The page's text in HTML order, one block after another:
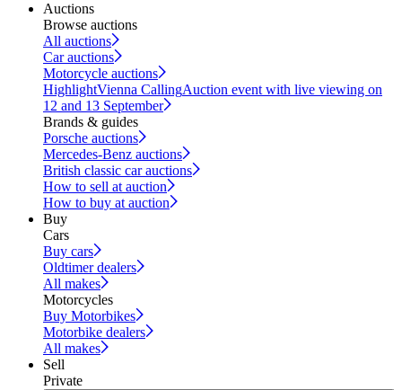
Auctions
Browse auctions
All auctions
Car auctions
Motorcycle auctions
HighlightVienna CallingAuction event with live viewing on
12 and 13 September
Brands & guides
Porsche auctions
Mercedes-Benz auctions
British classic car auctions
How to sell at auction
How to buy at auction
Buy
Cars
Buy cars
Oldtimer dealers
All makes
Motorcycles
Buy Motorbikes
Motorbike dealers
All makes
Sell
Private